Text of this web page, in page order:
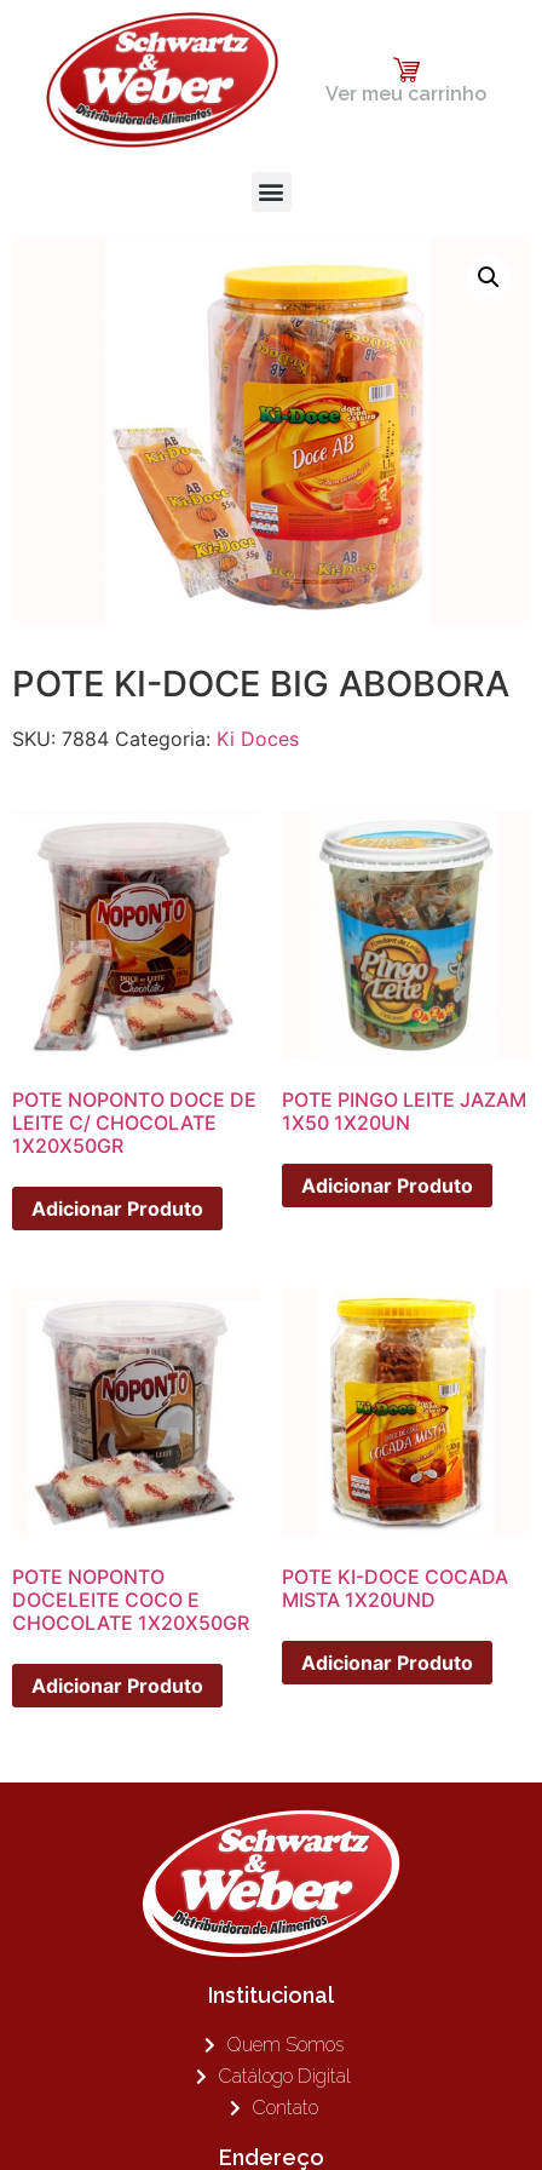
Ver meu carrinho
POTE KI-DOCE BIG ABOBORA
SKU: 7884 Categoria: Ki Doces
POTE NOPONTO DOCE DE
LEITE C/ CHOCOLATE
1X20X50GR
Adicionar Produto
POTE PINGO LEITE JAZAM
1X50 1X20UN
Adicionar Produto
POTE NOPONTO
DOCELEITE COCO E
CHOCOLATE 1X20X50GR
Adicionar Produto
POTE KI-DOCE COCADA
MISTA 1X20UND
Adicionar Produto
Institucional
Quem Somos
Catálogo Digital
Contato
Endereço